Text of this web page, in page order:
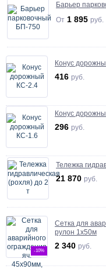
Барьер
От 1 895 руб.
Конус
416 руб.
Конус
296 руб.
Тележка
21 870 руб.
-10%
Сетка для
рулон 1х50м
2 340 руб.